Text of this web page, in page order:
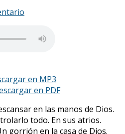
en MP3
en PDF
en las manos de Dios.
todo. En sus atrios.
gorrión en la casa de Dios.